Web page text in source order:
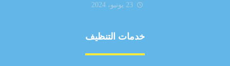
23 يونيو، 2024
خدمات التنظيف